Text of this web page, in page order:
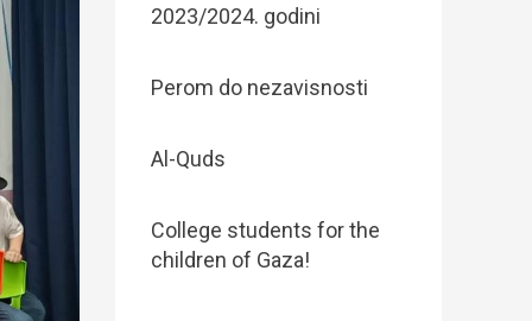
2023/2024. godini
Perom do nezavisnosti
Al-Quds
College students for the
children of Gaza!